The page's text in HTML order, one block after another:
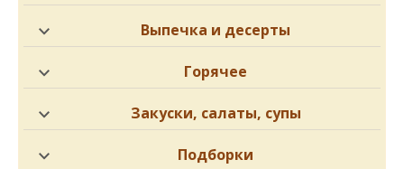
Выпечка и десерты
Горячее
Закуски, салаты, супы
Подборки